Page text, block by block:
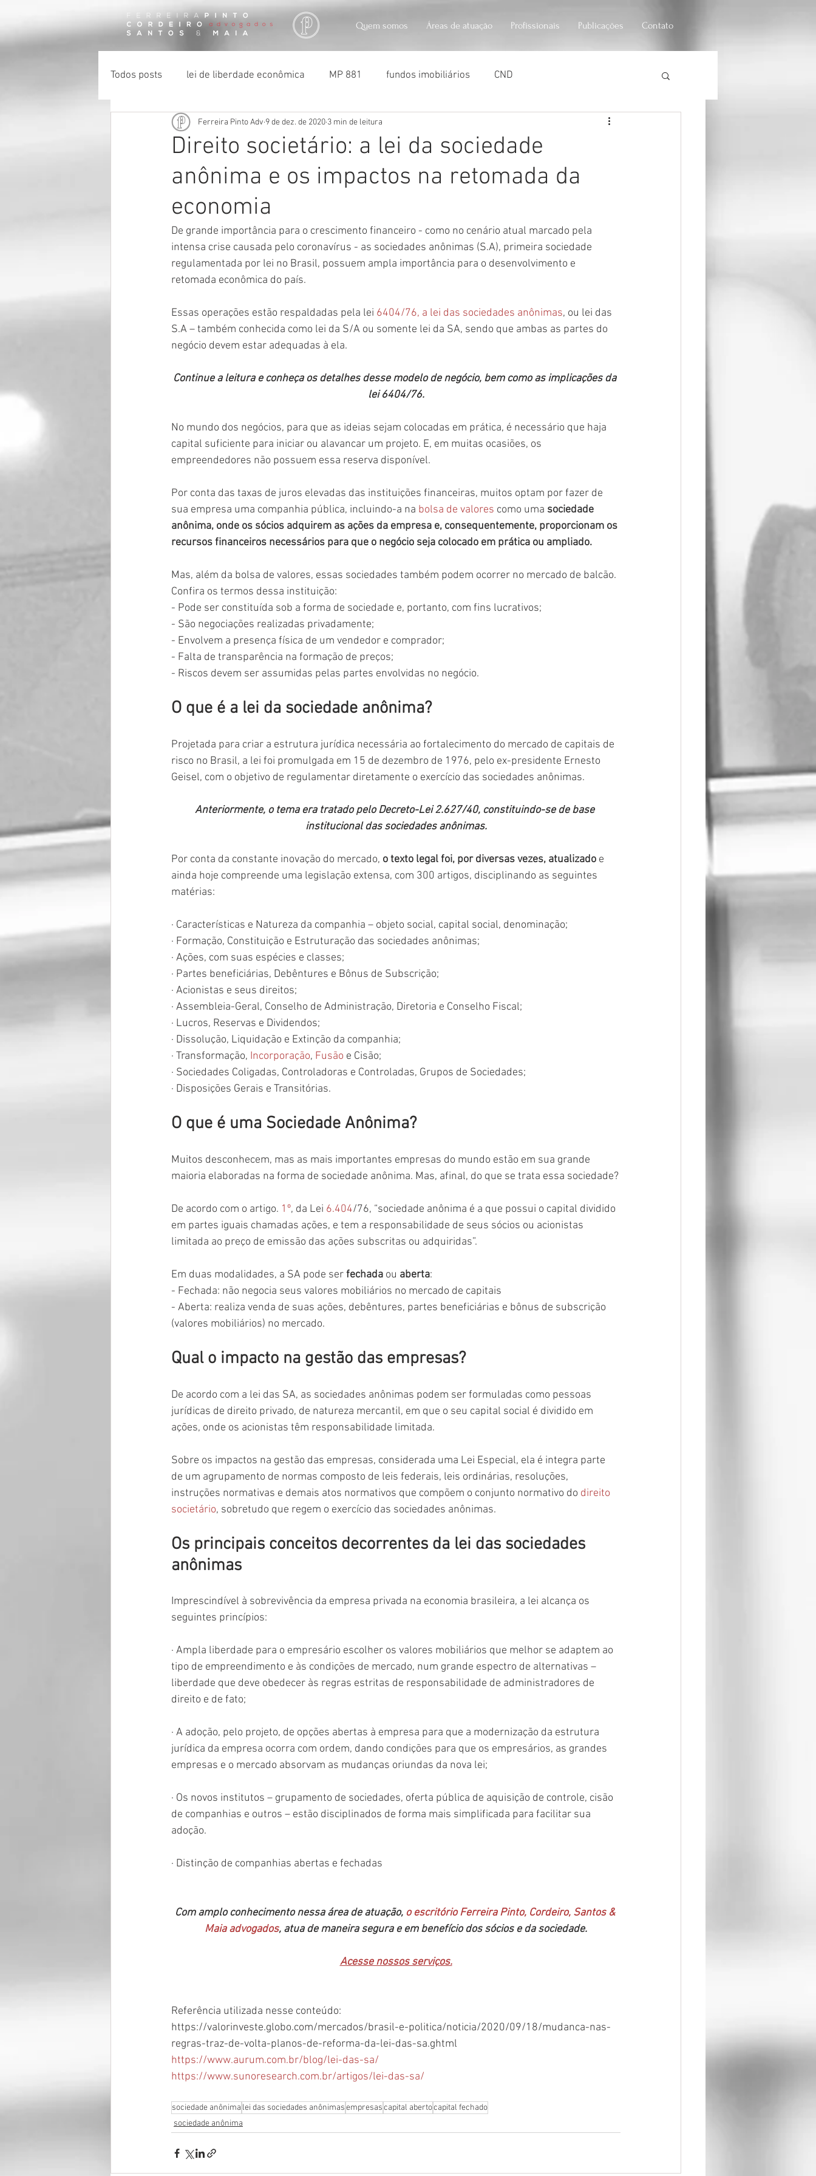
Quem somos Áreas de atuação Profissionais Publicações Contato
Todos posts lei de liberdade econômica MP 881 fundos imobiliários CND
certidão negativa de débito usocapião usucapião sociedade anônima
impenhorabilidade
Direito societário: a lei da sociedade
anônima e os impactos na retomada da
economia
Ferreira Pinto Adv 9 de dez. de 2020 3 min de leitura
De grande importância para o crescimento financeiro - como no cenário atual marcado pela
intensa crise causada pelo coronavírus - as sociedades anônimas (S.A), primeira sociedade
regulamentada por lei no Brasil, possuem ampla importância para o desenvolvimento e
retomada econômica do país.
Essas operações estão respaldadas pela lei 6404/76, a lei das sociedades anônimas, ou lei das
S.A – também conhecida como lei da S/A ou somente lei da SA, sendo que ambas as partes do
negócio devem estar adequadas à ela.
Continue a leitura e conheça os detalhes desse modelo de negócio, bem como as implicações da
lei 6404/76.
No mundo dos negócios, para que as ideias sejam colocadas em prática, é necessário que haja
capital suficiente para iniciar ou alavancar um projeto. E, em muitas ocasiões, os
empreendedores não possuem essa reserva disponível.
Por conta das taxas de juros elevadas das instituições financeiras, muitos optam por fazer de
sua empresa uma companhia pública, incluindo-a na bolsa de valores como uma sociedade
anônima, onde os sócios adquirem as ações da empresa e, consequentemente, proporcionam os
recursos financeiros necessários para que o negócio seja colocado em prática ou ampliado.
Mas, além da bolsa de valores, essas sociedades também podem ocorrer no mercado de balcão.
Confira os termos dessa instituição:
- Pode ser constituída sob a forma de sociedade e, portanto, com fins lucrativos;
- São negociações realizadas privadamente;
- Envolvem a presença física de um vendedor e comprador;
- Falta de transparência na formação de preços;
- Riscos devem ser assumidas pelas partes envolvidas no negócio.
O que é a lei da sociedade anônima?
Projetada para criar a estrutura jurídica necessária ao fortalecimento do mercado de capitais de
risco no Brasil, a lei foi promulgada em 15 de dezembro de 1976, pelo ex-presidente Ernesto
Geisel, com o objetivo de regulamentar diretamente o exercício das sociedades anônimas.
Anteriormente, o tema era tratado pelo Decreto-Lei 2.627/40, constituindo-se de base
institucional das sociedades anônimas.
Por conta da constante inovação do mercado, o texto legal foi, por diversas vezes, atualizado e
ainda hoje compreende uma legislação extensa, com 300 artigos, disciplinando as seguintes
matérias:
· Características e Natureza da companhia – objeto social, capital social, denominação;
· Formação, Constituição e Estruturação das sociedades anônimas;
· Ações, com suas espécies e classes;
· Partes beneficiárias, Debêntures e Bônus de Subscrição;
· Acionistas e seus direitos;
· Assembleia-Geral, Conselho de Administração, Diretoria e Conselho Fiscal;
· Lucros, Reservas e Dividendos;
· Dissolução, Liquidação e Extinção da companhia;
· Transformação, Incorporação, Fusão e Cisão;
· Sociedades Coligadas, Controladoras e Controladas, Grupos de Sociedades;
· Disposições Gerais e Transitórias.
O que é uma Sociedade Anônima?
Muitos desconhecem, mas as mais importantes empresas do mundo estão em sua grande
maioria elaboradas na forma de sociedade anônima. Mas, afinal, do que se trata essa sociedade?
De acordo com o artigo. 1º, da Lei 6.404/76, “sociedade anônima é a que possui o capital dividido
em partes iguais chamadas ações, e tem a responsabilidade de seus sócios ou acionistas
limitada ao preço de emissão das ações subscritas ou adquiridas”.
Em duas modalidades, a SA pode ser fechada ou aberta:
- Fechada: não negocia seus valores mobiliários no mercado de capitais
- Aberta: realiza venda de suas ações, debêntures, partes beneficiárias e bônus de subscrição
(valores mobiliários) no mercado.
Qual o impacto na gestão das empresas?
De acordo com a lei das SA, as sociedades anônimas podem ser formuladas como pessoas
jurídicas de direito privado, de natureza mercantil, em que o seu capital social é dividido em
ações, onde os acionistas têm responsabilidade limitada.
Sobre os impactos na gestão das empresas, considerada uma Lei Especial, ela é integra parte
de um agrupamento de normas composto de leis federais, leis ordinárias, resoluções,
instruções normativas e demais atos normativos que compõem o conjunto normativo do direito
societário, sobretudo que regem o exercício das sociedades anônimas.
Os principais conceitos decorrentes da lei das sociedades
anônimas
Imprescindível à sobrevivência da empresa privada na economia brasileira, a lei alcança os
seguintes princípios:
· Ampla liberdade para o empresário escolher os valores mobiliários que melhor se adaptem ao
tipo de empreendimento e às condições de mercado, num grande espectro de alternativas –
liberdade que deve obedecer às regras estritas de responsabilidade de administradores de
direito e de fato;
· A adoção, pelo projeto, de opções abertas à empresa para que a modernização da estrutura
jurídica da empresa ocorra com ordem, dando condições para que os empresários, as grandes
empresas e o mercado absorvam as mudanças oriundas da nova lei;
· Os novos institutos – grupamento de sociedades, oferta pública de aquisição de controle, cisão
de companhias e outros – estão disciplinados de forma mais simplificada para facilitar sua
adoção.
· Distinção de companhias abertas e fechadas
Com amplo conhecimento nessa área de atuação, o escritório Ferreira Pinto, Cordeiro, Santos &
Maia advogados, atua de maneira segura e em benefício dos sócios e da sociedade.
Acesse nossos serviços.
Referência utilizada nesse conteúdo:
https://valorinveste.globo.com/mercados/brasil-e-politica/noticia/2020/09/18/mudanca-nas-
regras-traz-de-volta-planos-de-reforma-da-lei-das-sa.ghtml
https://www.aurum.com.br/blog/lei-das-sa/
https://www.sunoresearch.com.br/artigos/lei-das-sa/
sociedade anônima lei das sociedades anônimasempresascapital abertocapital fechado
sociedade anônima